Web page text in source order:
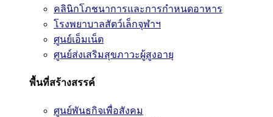
คลินิกโภชนาการและการกำหนดอาหาร
โรงพยาบาลสัตว์เล็กจุฬาฯ
ศูนย์เอ็มเน็ต
ศูนย์ส่งเสริมสุขภาวะผู้สูงอายุ
พื้นที่สร้างสรรค์
ศูนย์พันธกิจเพื่อสังคม